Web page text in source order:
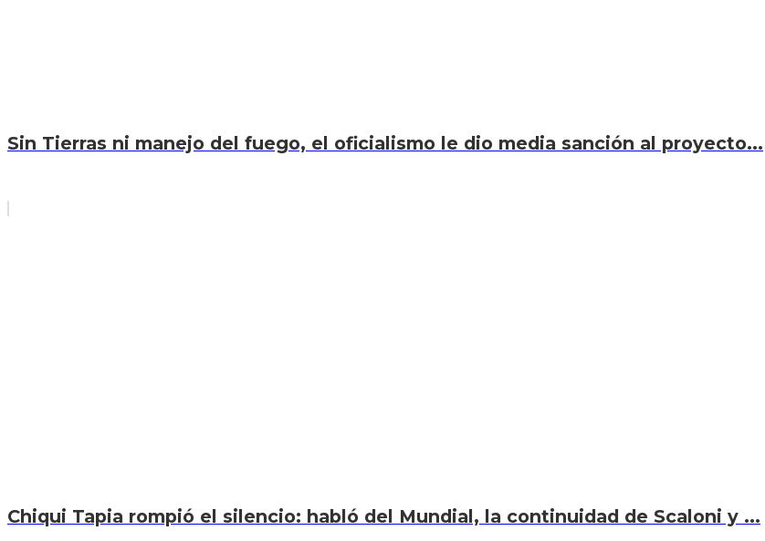
Sin Tierras ni manejo del fuego, el oficialismo le dio media sanción al proyecto...
Chiqui Tapia rompió el silencio: habló del Mundial, la continuidad de Scaloni y ...